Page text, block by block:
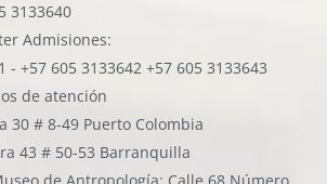
3133640
Admisiones:
- +57 605 3133642 +57 605 3133643
de atención
30 # 8-49 Puerto Colombia
43 # 50-53 Barranquilla